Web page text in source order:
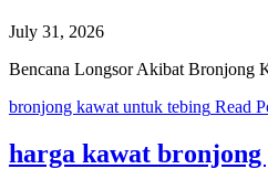
July 31, 2026
Bencana Longsor Akibat Bronjong
bronjong kawat untuk tebing Read
harga kawat bronjong